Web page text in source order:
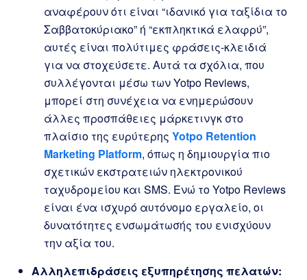
αναφέρουν ότι είναι “ιδανικό για ταξίδια το
Σαββατοκύριακο” ή “εκπληκτικά ελαφρύ”,
αυτές είναι πολύτιμες φράσεις-κλειδιά
για να στοχεύσετε. Αυτά τα σχόλια, που
συλλέγονται μέσω των Yotpo Reviews,
μπορεί στη συνέχεια να ενημερώσουν
άλλες προσπάθειες μάρκετινγκ στο
πλαίσιο της ευρύτερης Yotpo Retention
Marketing Platform, όπως η δημιουργία πιο
σχετικών εκστρατειών ηλεκτρονικού
ταχυδρομείου και SMS. Ενώ το Yotpo Reviews
είναι ένα ισχυρό αυτόνομο εργαλείο, οι
δυνατότητες ενσωμάτωσής του ενισχύουν
την αξία του.
Αλληλεπιδράσεις εξυπηρέτησης πελατών: